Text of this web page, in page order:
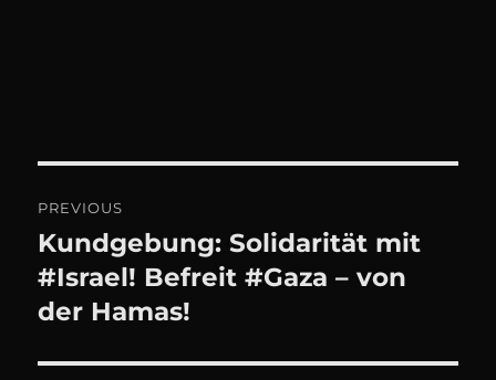
Navigation
PREVIOUS
Previous
post:
Kundgebung: Solidarität mit
#Israel! Befreit #Gaza – von
der Hamas!